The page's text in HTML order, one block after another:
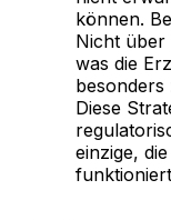
können.
Nicht über
was die
besonders
Diese
einzige,